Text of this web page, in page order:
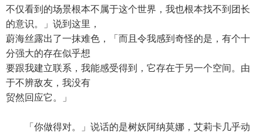
不仅看到的场景根本不属于这个世界，我也根本找不到团长
的意识。」说到这里，
蔚海丝露出了一抹难色，「而且令我感到奇怪的是，有个十
分强大的存在似乎想
要跟我建立联系，我能感受得到，它存在于另一个空间。由
于不辨敌友，我没有
贸然回应它。」
「你做得对。」说话的是树妖阿纳莫娜，艾莉卡几乎动